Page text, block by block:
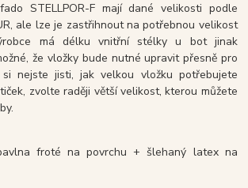
STELLPOR-F mají dané velikosti podle
ale lze je zastřihnout na potřebnou velikost
má délku vnitřní stélky u bot jinak
že vložky bude nutné upravit přesně pro
nejste jisti, jak velkou vložku potřebujete
zvolte raději větší velikost, kterou můžete
froté na povrchu + šlehaný latex na